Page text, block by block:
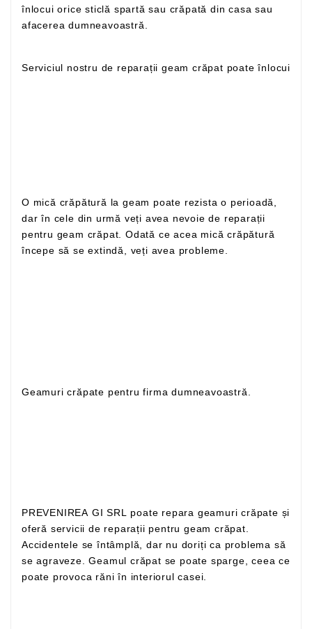
înlocui orice sticlă spartă sau crăpată din casa sau
afacerea dumneavoastră.
Serviciul nostru de reparații geam crăpat poate înlocui
O mică crăpătură la geam poate rezista o perioadă,
dar în cele din urmă veți avea nevoie de reparații
pentru geam crăpat. Odată ce acea mică crăpătură
începe să se extindă, veți avea probleme.
Geamuri crăpate pentru firma dumneavoastră.
PREVENIREA GI SRL poate repara geamuri crăpate și
oferă servicii de reparații pentru geam crăpat.
Accidentele se întâmplă, dar nu doriți ca problema să
se agraveze. Geamul crăpat se poate sparge, ceea ce
poate provoca răni în interiorul casei.